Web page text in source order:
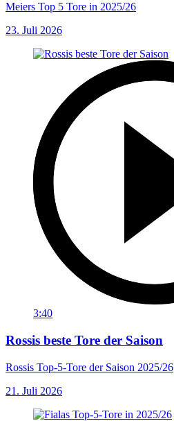
Meiers Top 5 Tore in 2025/26
23. Juli 2026
3:40
Rossis beste Tore der Saison
Rossis Top-5-Tore der Saison 2025/26
21. Juli 2026